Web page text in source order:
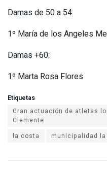
Damas de 50 a 54:
1º María de los Angeles
Damas +60:
1º Marta Rosa Flores
Etiquetas
Gran actuación de atletas
la costa
municipalidad